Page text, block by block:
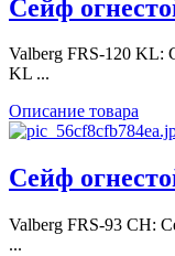
Сейф
Valberg FRS-120 KL:
KL ...
Описание товара
Сейф
Valberg FRS-93 CH:
...